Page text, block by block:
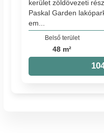
kerület zöldövezeti
Paskal Garden
em...
Belső terület
48 m²